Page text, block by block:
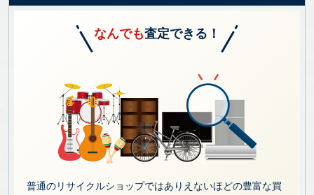
なんでも査定できる！
普通のリサイクルショップではありえないほどの豊富な買